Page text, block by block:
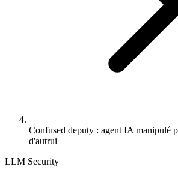
Confused deputy : agent IA manipulé
d'autrui
LLM Security